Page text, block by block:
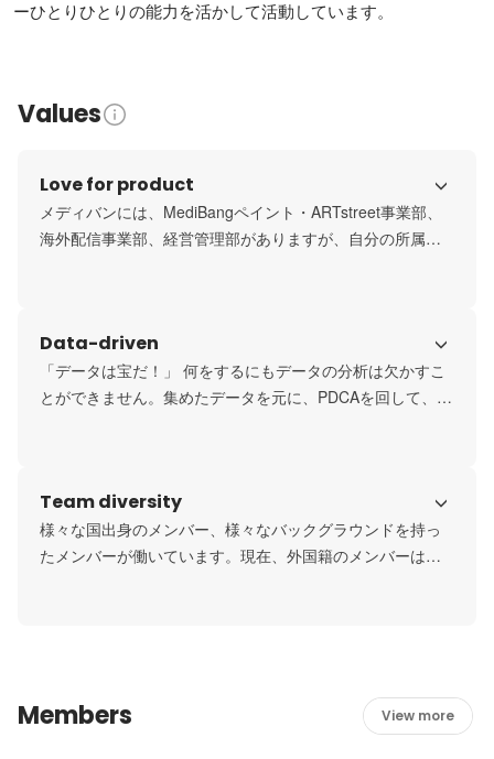
ーひとりひとりの能力を活かして活動しています。
Values
Love for product
メディバンには、MediBangペイント・ARTstreet事業部、
海外配信事業部、経営管理部がありますが、自分の所属部
めの原動力となっています！
Data-driven
「データは宝だ！」 何をするにもデータの分析は欠かすこ
とができません。集めたデータを元に、PDCAを回して、ス
Team diversity
様々な国出身のメンバー、様々なバックグラウンドを持っ
たメンバーが働いています。現在、外国籍のメンバーは全
Members View more